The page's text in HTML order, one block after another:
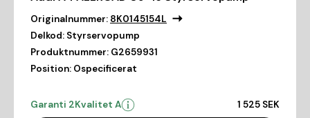
Originalnummer: 8K0145154L
Delkod: Styrservopump
Produktnummer: G2659931
Position: Ospecificerat
Garanti 2Kvalitet A 1 525 SEK